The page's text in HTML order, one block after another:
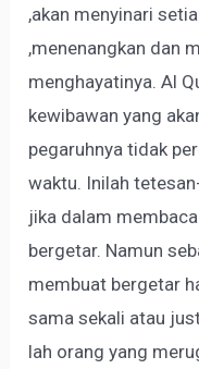
,akan menyinari
,menenangkan dan
menghayatinya. Al
kewibawan yang
pegaruhnya tidak
waktu. Inilah
jika dalam
bergetar. Namun
membuat bergetar
sama sekali atau
lah orang yang